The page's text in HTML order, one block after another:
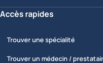
Accès rapides
Trouver une spécialité
Trouver un médecin /